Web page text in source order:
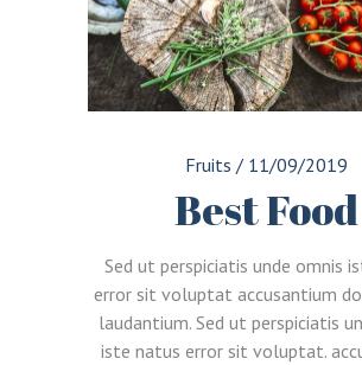
Fruits / 11/09/2019
Best Food
Sed ut perspiciatis unde omnis
error sit voluptat accusantium
laudantium. Sed ut perspiciatis
iste natus error sit voluptat.